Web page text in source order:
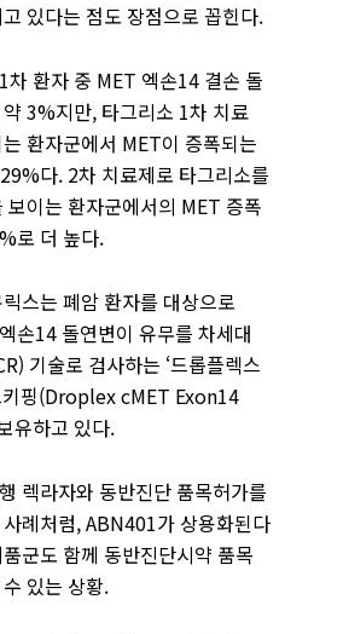
있다는 점도 장점으로 꼽힌다.
차 환자 중 MET 엑손14 결손 돌
3%지만, 타그리소 1차 치료
환자군에서 MET이 증폭되는
다. 2차 치료제로 타그리소를
보이는 환자군에서의 MET 증폭
로 더 높다.
스는 폐암 환자를 대상으로
손14 돌연변이 유무를 차세대
기술로 검사하는 ‘드롭플렉스
핑(Droplex cMET Exon14
유하고 있다.
렉라자와 동반진단 품목허가를
례처럼, ABN401가 상용화된다
군도 함께 동반진단시약 품목
있는 상황.